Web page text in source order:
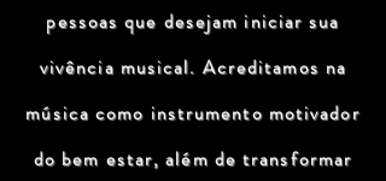
pessoas que desejam iniciar sua
vivência musical. Acreditamos na
música como instrumento motivador
do bem estar, além de transformar